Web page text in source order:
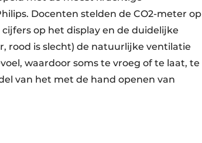
Docenten stelden de CO2-meter op
op het display en de duidelijke
rood is slecht) de natuurlijke ventilatie
waardoor soms te vroeg of te laat, te
van het met de hand openen van